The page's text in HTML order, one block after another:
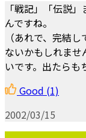
「戦記」「伝説
んですね。
（あれで、完結
ないかもしれま
いです。出たらも
Good (1)
2002/03/15